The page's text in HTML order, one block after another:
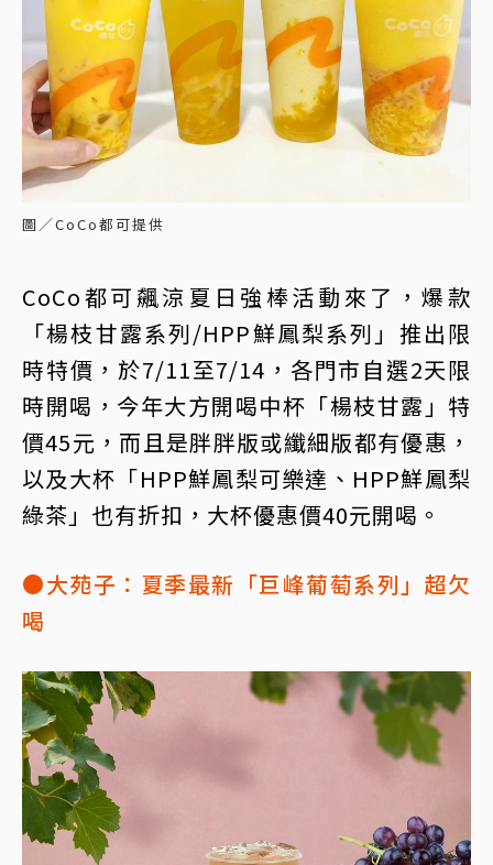
圖／CoCo都可提供
CoCo都可飆涼夏日強棒活動來了，爆款
「楊枝甘露系列/HPP鮮鳳梨系列」推出限
時特價，於7/11至7/14，各門市自選2天限
時開喝，今年大方開喝中杯「楊枝甘露」特
價45元，而且是胖胖版或纖細版都有優惠，
以及大杯「HPP鮮鳳梨可樂達、HPP鮮鳳梨
綠茶」也有折扣，大杯優惠價40元開喝。
●大苑子：夏季最新「巨峰葡萄系列」超欠
喝